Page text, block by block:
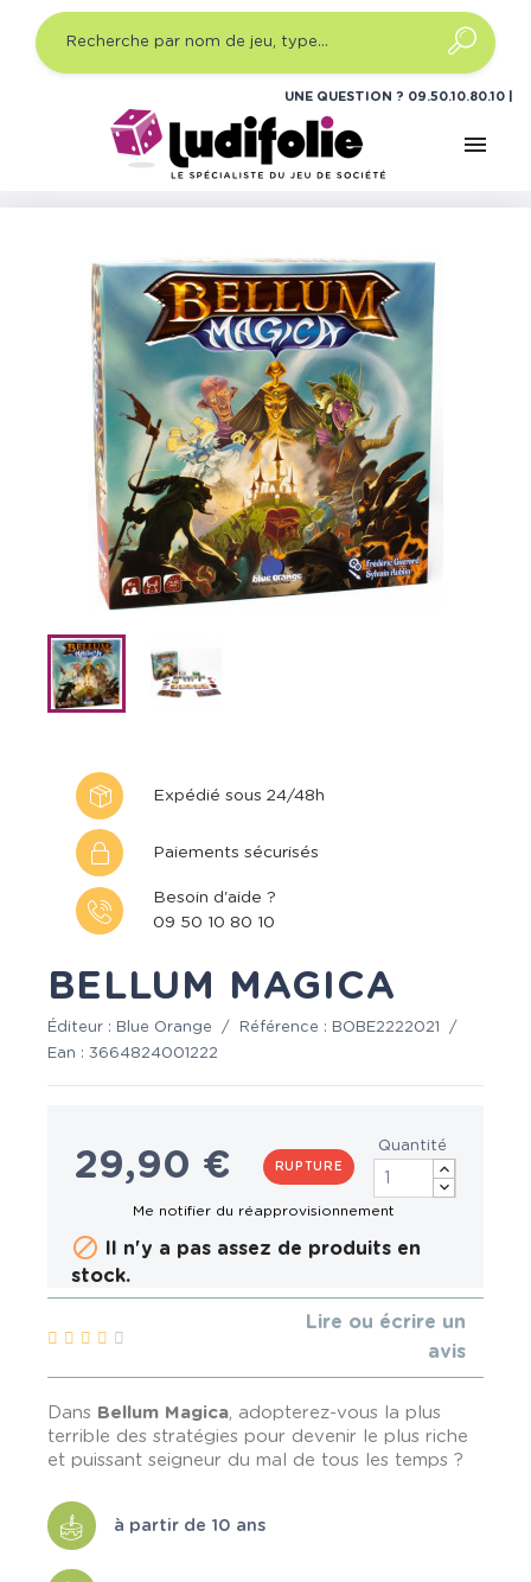
UNE QUESTION ? 09.50.10.80.10
menu
Jeux de société
Jeux de société famille
Expédié sous 24/48h
Paiements sécurisés
Besoin d'aide ?
09 50 10 80 10
BELLUM MAGICA
Éditeur : Blue Orange / Référence : BOBE2222021
/
Ean : 3664824001222
29,90 € RUPTURE
Quantité
 Il n'y a pas assez de produits en
stock.
Lire ou écrire un
avis
Dans Bellum Magica, adopterez-vous la plus
terrible des stratégies pour devenir le plus riche
et puissant seigneur du mal de tous les temps ?
à partir de 10 ans